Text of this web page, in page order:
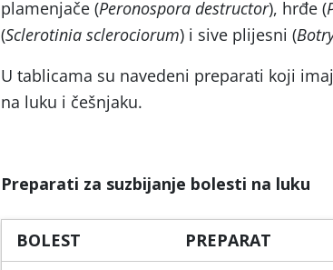
plamenjače (Peronospora destructor), hrđe (
(Sclerotinia sclerociorum) i sive plijesni (
U tablicama su navedeni preparati koji
na luku i češnjaku.
Preparati za suzbijanje bolesti na luku
BOLEST PREPARAT